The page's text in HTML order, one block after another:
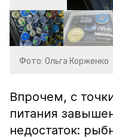
Фото: Ольга Корженко
Впрочем, с
питания
недостаток: